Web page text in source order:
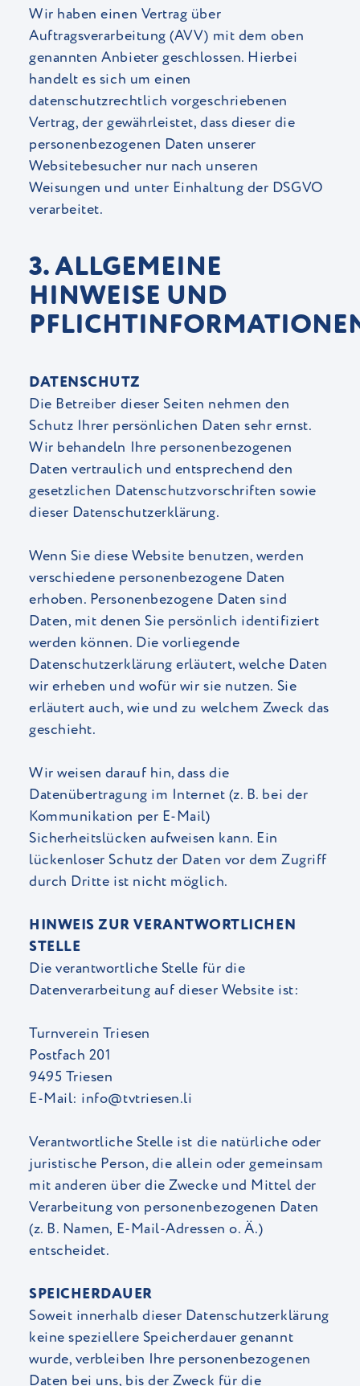
Wir haben einen Vertrag über
Auftragsverarbeitung (AVV) mit dem oben
genannten Anbieter geschlossen. Hierbei
handelt es sich um einen
datenschutzrechtlich vorgeschriebenen
Vertrag, der gewährleistet, dass dieser die
personenbezogenen Daten unserer
Websitebesucher nur nach unseren
Weisungen und unter Einhaltung der DSGVO
verarbeitet.
3. ALLGEMEINE
HINWEISE UND
DATENSCHUTZ
Die Betreiber dieser Seiten nehmen den
Schutz Ihrer persönlichen Daten sehr ernst.
Wir behandeln Ihre personenbezogenen
Daten vertraulich und entsprechend den
gesetzlichen Datenschutzvorschriften sowie
dieser Datenschutzerklärung.
Wenn Sie diese Website benutzen, werden
verschiedene personenbezogene Daten
erhoben. Personenbezogene Daten sind
Daten, mit denen Sie persönlich identifiziert
werden können. Die vorliegende
Datenschutzerklärung erläutert, welche Daten
wir erheben und wofür wir sie nutzen. Sie
erläutert auch, wie und zu welchem Zweck das
geschieht.
Wir weisen darauf hin, dass die
Datenübertragung im Internet (z. B. bei der
Kommunikation per E-Mail)
Sicherheitslücken aufweisen kann. Ein
lückenloser Schutz der Daten vor dem Zugriff
durch Dritte ist nicht möglich.
HINWEIS ZUR VERANTWORTLICHEN
STELLE
Die verantwortliche Stelle für die
Datenverarbeitung auf dieser Website ist:
Turnverein Triesen
Postfach 201
9495 Triesen
E-Mail: info@tvtriesen.li
Verantwortliche Stelle ist die natürliche oder
juristische Person, die allein oder gemeinsam
mit anderen über die Zwecke und Mittel der
Verarbeitung von personenbezogenen Daten
(z. B. Namen, E-Mail-Adressen o. Ä.)
entscheidet.
SPEICHERDAUER
Soweit innerhalb dieser Datenschutzerklärung
keine speziellere Speicherdauer genannt
wurde, verbleiben Ihre personenbezogenen
Daten bei uns, bis der Zweck für die